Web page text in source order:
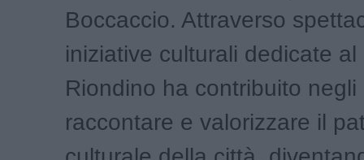
Boccaccio. Attraverso
iniziative culturali dedicate
Riondino ha contribuito negli
raccontare e valorizzare il